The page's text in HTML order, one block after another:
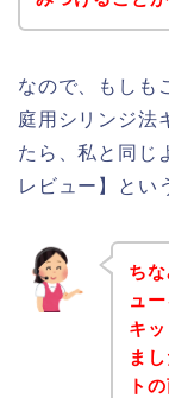
なので、もしも
庭用シリンジ法
たら、私と同じ
レビュー】とい
ち
ュ
キ
ま
ト